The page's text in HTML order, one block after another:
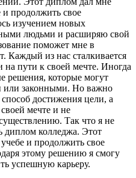
и продолжить свое
изучением новых
людьми и расширяю свой
поможет мне в
Каждый из нас сталкивается
на пути к своей мечте. Иногда
решения, которые могут
или законными. Но важно
достижения цели, а
мечте и не
Так что я не
диплом колледжа. Этот
и продолжить свое
этому решению я смогу
успешную карьеру.